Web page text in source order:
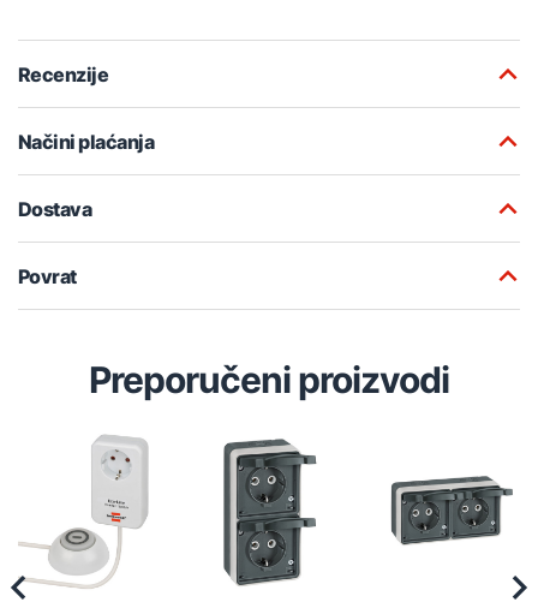
Recenzije
Načini plaćanja
Dostava
Povrat
Preporučeni proizvodi